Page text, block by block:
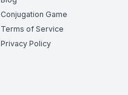
Conjugation Game
Terms of Service
Privacy Policy